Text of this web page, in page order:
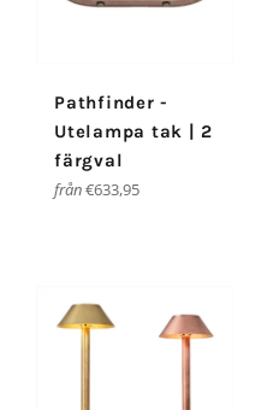
Pathfinder -
Utelampa tak | 2
färgval
från€633,95